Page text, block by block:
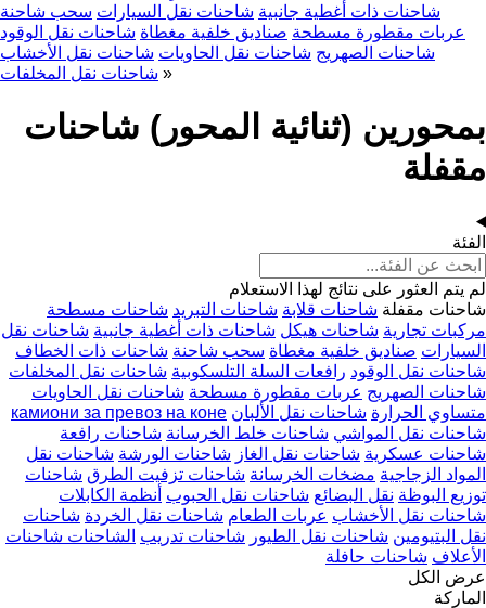
شاحنات ذات أغطية جانبية شاحنات نقل السيارات سحب شاحنة
عربات مقطورة مسطحة صناديق خلفية مغطاة شاحنات نقل الوقود
شاحنات الصهريج شاحنات نقل الحاويات شاحنات نقل الأخشاب
شاحنات نقل المخلفات »
بمحورين (ثنائية المحور) شاحنات
مقفلة
الفئة
لم يتم العثور على نتائج لهذا الاستعلام
شاحنات مقفلة شاحنات قلابة شاحنات التبريد شاحنات مسطحة
مركبات تجارية شاحنات هيكل شاحنات ذات أغطية جانبية شاحنات نقل
السيارات صناديق خلفية مغطاة سحب شاحنة شاحنات ذات الخطاف
شاحنات نقل الوقود رافعات السلة التلسكوبية شاحنات نقل المخلفات
شاحنات الصهريج عربات مقطورة مسطحة شاحنات نقل الحاويات
متساوي الحرارة شاحنات نقل الألبان камиони за превоз на коне
شاحنات نقل المواشي شاحنات خلط الخرسانة شاحنات رافعة
شاحنات عسكرية شاحنات نقل الغاز شاحنات الورشة شاحنات نقل
المواد الزجاجية مضخات الخرسانة شاحنات تزفيت الطرق شاحنات
توزيع البوظة نقل البضائع شاحنات نقل الحبوب أنظمة الكابلات
شاحنات نقل الأخشاب عربات الطعام شاحنات نقل الخردة شاحنات
نقل البتيومين شاحنات نقل الطيور شاحنات تدريب الشاحنات شاحنات
الأعلاف شاحنات حافلة
عرض الكل
الماركة